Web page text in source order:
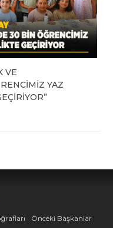
VE
YAZ
Önceki Başkanlar